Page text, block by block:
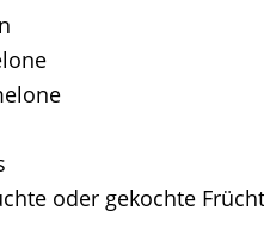
oder gekochte